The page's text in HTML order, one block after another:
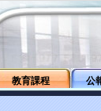
教育課程 公